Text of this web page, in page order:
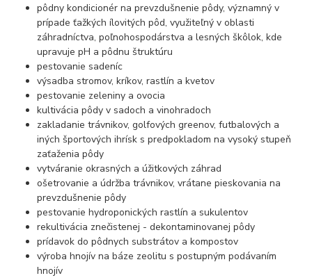
pôdny kondicionér na prevzdušnenie pôdy, významný v
prípade ťažkých ílovitých pôd, využiteľný v oblasti
záhradníctva, poľnohospodárstva a lesných škôlok, kde
upravuje pH a pôdnu štruktúru
pestovanie sadeníc
výsadba stromov, kríkov, rastlín a kvetov
pestovanie zeleniny a ovocia
kultivácia pôdy v sadoch a vinohradoch
zakladanie trávnikov, golfových greenov, futbalových a
iných športových ihrísk s predpokladom na vysoký stupeň
zaťaženia pôdy
vytváranie okrasných a úžitkových záhrad
ošetrovanie a údržba trávnikov, vrátane pieskovania na
prevzdušnenie pôdy
pestovanie hydroponických rastlín a sukulentov
rekultivácia znečistenej - dekontaminovanej pôdy
prídavok do pôdnych substrátov a kompostov
výroba hnojív na báze zeolitu s postupným podávaním
hnojív